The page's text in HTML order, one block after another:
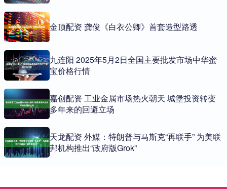
金顶配资 龚俊《白衣公卿》首套造型路透
九连阳 2025年5月2日全国主要批发市场中华蜜
宝价格行情
嘉创配资 工业金属市场热火朝天 城堡投资转变
多年来的回避立场
天龙配资 外媒：特朗普与马斯克“再联手” 为美联
邦机构推出“政府版Grok”